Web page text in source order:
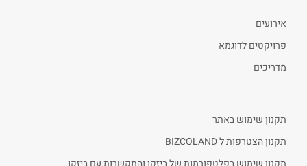
אירועים
פרויקטים לדוגמא
מדריכים
תקנון שימוש באתר
תקנון הצטרפות ל BIZCOLAND